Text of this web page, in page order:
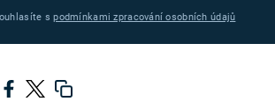
spodmínkami zpracování osobních údajů